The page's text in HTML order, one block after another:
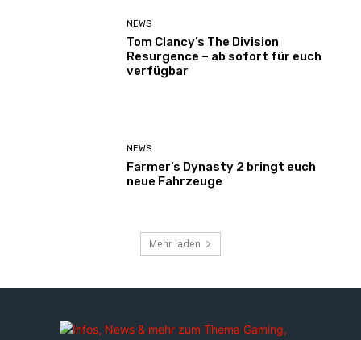
NEWS
Tom Clancy’s The Division
Resurgence – ab sofort für euch
verfügbar
NEWS
Farmer’s Dynasty 2 bringt euch
neue Fahrzeuge
Mehr laden